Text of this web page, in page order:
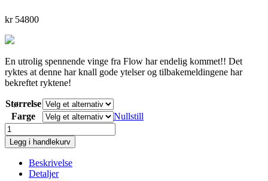
kr54800
En utrolig spennende vinge fra Flow har endelig kommet!! Det
ryktes at denne har knall gode ytelser og tilbakemeldingene har
bekreftet ryktene!
Størrelse
Farge
Nullstill
XcRacer
2
EN-
antall
Legg i handlekurv
Beskrivelse
Detaljer